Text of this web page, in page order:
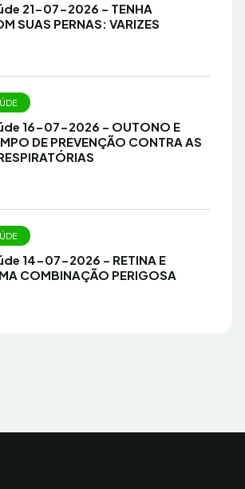
21-07-2026 – TENHA
SUAS PERNAS: VARIZES
16-07-2026 – OUTONO E
DE PREVENÇÃO CONTRA AS
14-07-2026 – RETINA E
COMBINAÇÃO PERIGOSA